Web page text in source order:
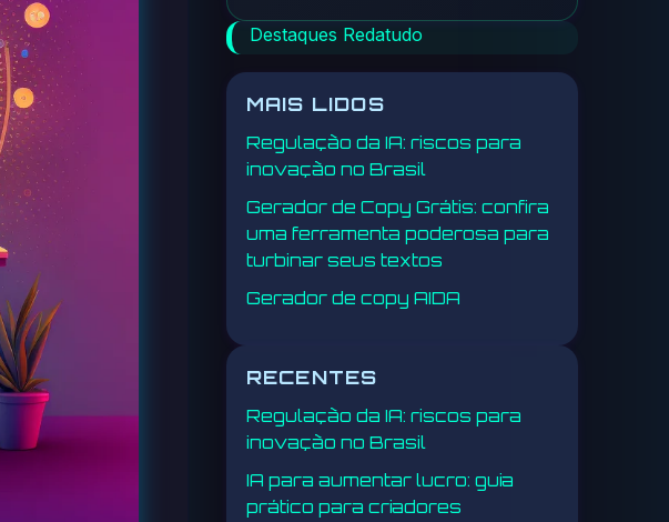
Destaques Redatudo
MAIS LIDOS
Regulação da IA: riscos para
inovação no Brasil
Gerador de Copy Grátis: confira
uma ferramenta poderosa para
turbinar seus textos
Gerador de copy AIDA
RECENTES
Regulação da IA: riscos para
inovação no Brasil
IA para aumentar lucro: guia
prático para criadores